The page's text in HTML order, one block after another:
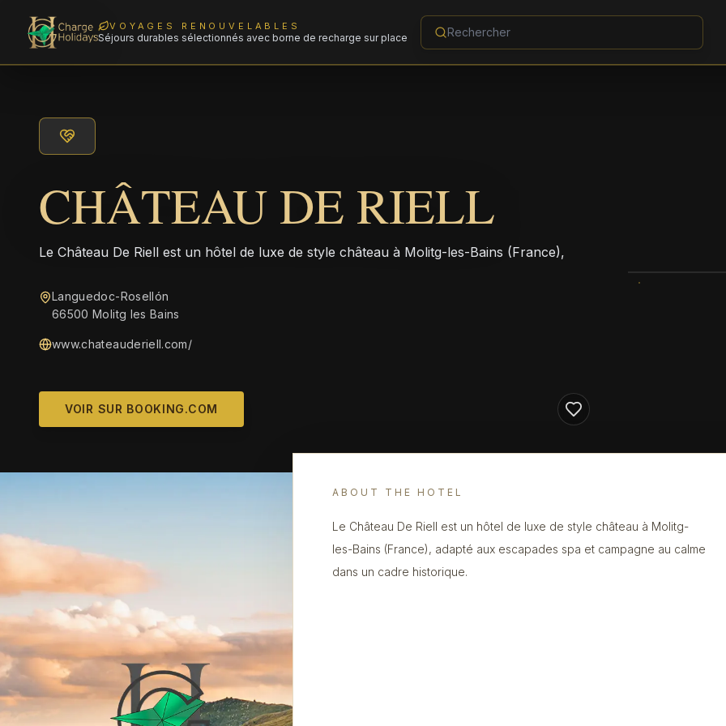
VOYAGES RENOUVELABLES
Séjours durables sélectionnés avec borne de recharge sur place
CHÂTEAU DE RIELL
Le Château De Riell est un hôtel de luxe de style château à Molitg-les-Bains (France),
Languedoc-Rosellón
66500 Molitg les Bains
www.chateauderiell.com/
VOIR SUR BOOKING.COM
ABOUT THE HOTEL
Le Château De Riell est un hôtel de luxe de style château à Molitg-
les-Bains (France), adapté aux escapades spa et campagne au calme
dans un cadre historique.